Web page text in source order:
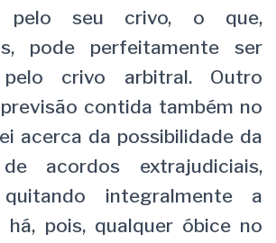
pelo seu crivo, o que,
pode perfeitamente ser
crivo arbitral. Outro
contida também no
acerca da possibilidade da
acordos extrajudiciais,
integralmente a
há, pois, qualquer óbice no